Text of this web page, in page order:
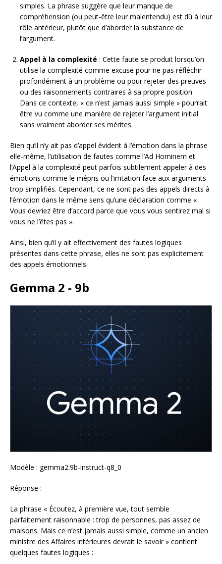
simples. La phrase suggère que leur manque de
compréhension (ou peut-être leur malentendu) est dû à leur
rôle antérieur, plutôt que d’aborder la substance de
l’argument.
Appel à la complexité : Cette faute se produit lorsqu’on
utilise la complexité comme excuse pour ne pas réfléchir
profondément à un problème ou pour rejeter des preuves
ou des raisonnements contraires à sa propre position.
Dans ce contexte, « ce n’est jamais aussi simple » pourrait
être vu comme une manière de rejeter l’argument initial
sans vraiment aborder ses mérites.
Bien qu’il n’y ait pas d’appel évident à l’émotion dans la phrase
elle-même, l’utilisation de fautes comme l’Ad Hominem et
l’Appel à la complexité peut parfois subtilement appeler à des
émotions comme le mépris ou l’irritation face aux arguments
trop simplifiés. Cependant, ce ne sont pas des appels directs à
l’émotion dans le même sens qu’une déclaration comme «
Vous devriez être d’accord parce que vous vous sentirez mal si
vous ne l’êtes pas ».
Ainsi, bien qu’il y ait effectivement des fautes logiques
présentes dans cette phrase, elles ne sont pas explicitement
des appels émotionnels.
Gemma 2 - 9b
Modèle : gemma2:9b-instruct-q8_0
Réponse :
La phrase « Écoutez, à première vue, tout semble
parfaitement raisonnable : trop de personnes, pas assez de
maisons. Mais ce n’est jamais aussi simple, comme un ancien
ministre des Affaires intérieures devrait le savoir » contient
quelques fautes logiques :